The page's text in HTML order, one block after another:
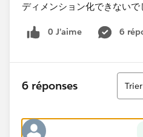
ディメンション化できないで
0 J’aime 6
6 réponses
Tri